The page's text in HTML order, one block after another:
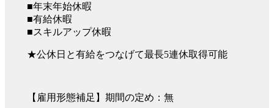
■年末年始休暇
■有給休暇
■スキルアップ休暇
★公休日と有給をつなげて最長5連休取得可能
【雇用形態補足】期間の定め：無